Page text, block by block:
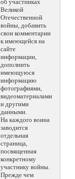
об участниках
Великой
Отечественной
войны, добавить
свои комментарии
к имеющейся на
сайте
информации,
дополнить
имеющуюся
информацию
фотографиями,
видеоматериалами
и другими
данными.
На каждого воина
заводится
отдельная
страница,
посвященная
конкретному
участнику войны.
Прежде чем